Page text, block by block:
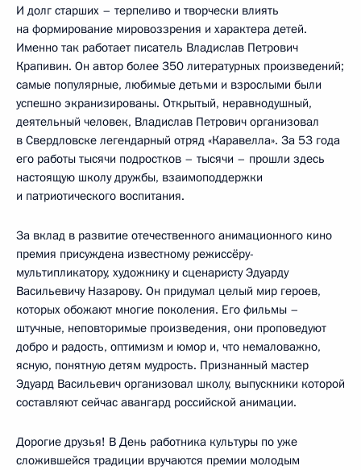
И долг старших – терпеливо и творчески влиять
на формирование мировоззрения и характера детей.
Именно так работает писатель Владислав Петрович
Крапивин. Он автор более 350 литературных произведений;
самые популярные, любимые детьми и взрослыми были
успешно экранизированы. Открытый, неравнодушный,
деятельный человек, Владислав Петрович организовал
в Свердловске легендарный отряд «Каравелла». За 53 года
его работы тысячи подростков – тысячи – прошли здесь
настоящую школу дружбы, взаимоподдержки
и патриотического воспитания.
За вклад в развитие отечественного анимационного кино
премия присуждена известному режиссёру-
мультипликатору, художнику и сценаристу Эдуарду
Васильевичу Назарову. Он придумал целый мир героев,
которых обожают многие поколения. Его фильмы –
штучные, неповторимые произведения, они проповедуют
добро и радость, оптимизм и юмор и, что немаловажно,
ясную, понятную детям мудрость. Признанный мастер
Эдуард Васильевич организовал школу, выпускники которой
составляют сейчас авангард российской анимации.
Дорогие друзья! В День работника культуры по уже
сложившейся традиции вручаются премии молодым